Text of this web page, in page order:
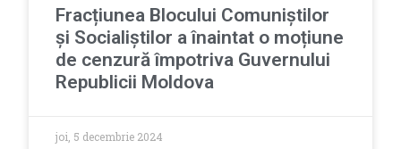
Fracțiunea Blocului Comuniștilor
și Socialiștilor a înaintat o moțiune
de cenzură împotriva Guvernului
Republicii Moldova
joi, 5 decembrie 2024